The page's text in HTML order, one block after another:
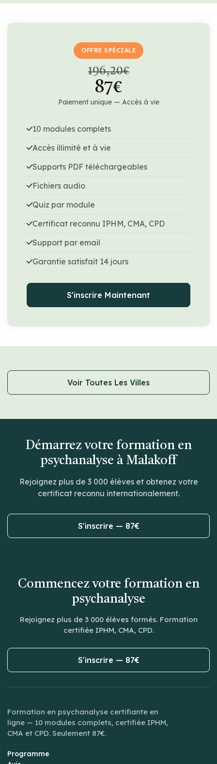
OFFRE SPÉCIALE
196,20€
87€
Paiement unique — Accès à vie
10 modules complets
Accès illimité et à vie
Supports PDF téléchargeables
Fichiers audio
Quiz par module
Certificat reconnu IPHM, CMA, CPD
Support par email
Garantie satisfait 14 jours
S'inscrire Maintenant
Voir Toutes Les Villes
Démarrez votre formation en
psychanalyse à Malakoff
Rejoignez plus de 3 000 élèves et obtenez votre
certificat reconnu internationalement.
S'inscrire — 87€
Commencez votre formation en
psychanalyse
Rejoignez plus de 3 000 élèves formés. Formation
certifiée IPHM, CMA, CPD.
S'inscrire — 87€
Formation en psychanalyse certifiante en
ligne — 10 modules complets, certifiée IPHM,
CMA et CPD. Seulement 87€.
Programme